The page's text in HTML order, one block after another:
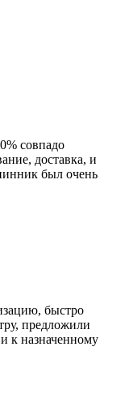
совпадо
доставка, и
был очень
быстро
предложили
к назначенному